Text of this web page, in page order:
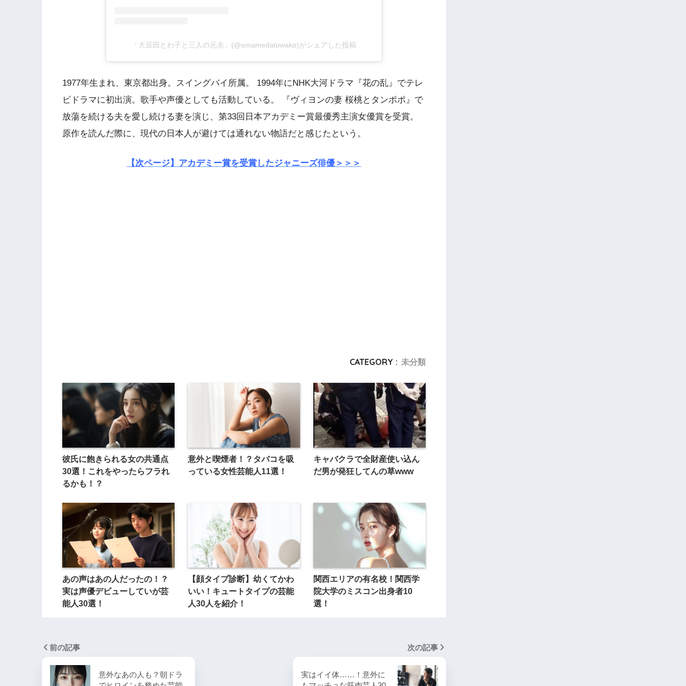
「大豆田とわ子と三人の元夫」(@omamedatowako)がシェアした投稿
1977年生まれ、東京都出身。スイングバイ所属。 1994年にNHK大河ドラマ『花の乱』でテレ
ビドラマに初出演。歌手や声優としても活動している。 『ヴィヨンの妻 桜桃とタンポポ』で
放蕩を続ける夫を愛し続ける妻を演じ、第33回日本アカデミー賞最優秀主演女優賞を受賞。
原作を読んだ際に、現代の日本人が避けては通れない物語だと感じたという。
【次ページ】アカデミー賞を受賞したジャニーズ俳優＞＞＞
CATEGORY : 未分類
彼氏に飽きられる女の共通点
30選！これをやったらフラれ
るかも！？
意外と喫煙者！？タバコを吸
っている女性芸能人11選！
キャバクラで全財産使い込ん
だ男が発狂してんの草www
あの声はあの人だったの！？
実は声優デビューしていが芸
能人30選！
【顔タイプ診断】幼くてかわ
いい！キュートタイプの芸能
人30人を紹介！
関西エリアの有名校！関西学
院大学のミスコン出身者10
選！
前の記事
意外なあの人も？朝ドラ
次の記事
実はイイ体……！意外に